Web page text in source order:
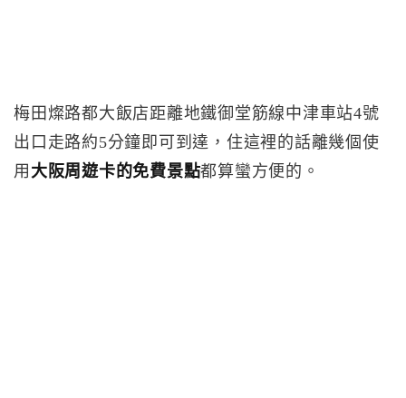
梅田燦路都大飯店距離地鐵御堂筋線中津車站4號
出口走路約5分鐘即可到達，住這裡的話離幾個使
用 大阪周遊卡的免費景點都算蠻方便的。